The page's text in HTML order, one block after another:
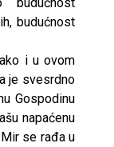
budućnost
i u ovom
je svesrdno
Gospodinu
napaćenu
se rađa u